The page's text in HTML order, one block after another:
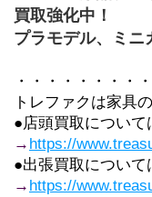
買取強化中！
プラモデル、ミニ
・・・・・・・・
トレファクは家具
●店頭買取について
→ https://
●出張買取について
→ https://